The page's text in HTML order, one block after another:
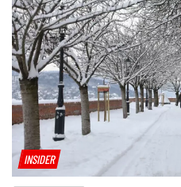
INSIDER